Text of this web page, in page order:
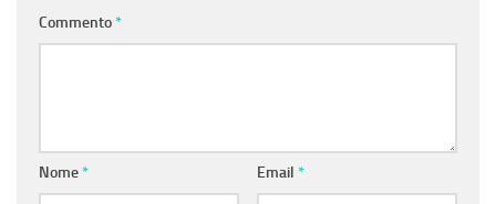
Commento*
Nome* Email *